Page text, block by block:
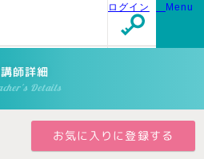
Menu
ログイン
講師詳細
Details